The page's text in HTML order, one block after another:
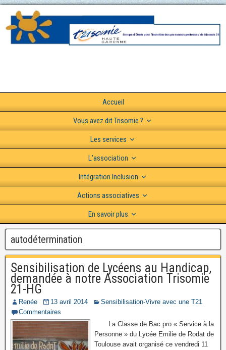
Accueil
Vous avez dit Trisomie ?
Les services
L’association
Intégration Inclusion
Actions associatives
En savoir plus
autodétermination
Sensibilisation de Lycéens au Handicap,
demandée à notre Association Trisomie
21-HG
Renée 13 avril 2014
Sensibilisation-Vivre avec une T21
Commentaires
La Classe de Bac pro « Service à la
Personne » du Lycée Emilie de Rodat de
Toulouse avait organisé ce vendredi 11